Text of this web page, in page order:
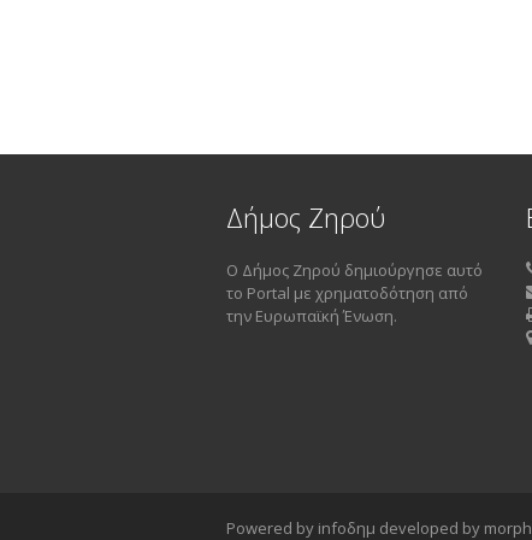
Δήμος Ζηρού
Ο Δήμος Ζηρού δημιούργησε αυτό
το Portal με χρηματοδότηση από
την Ευρωπαϊκή Ένωση.
Powered by infoδημ developed by